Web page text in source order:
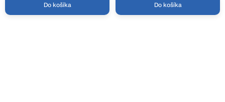
Do košíka Do košíka